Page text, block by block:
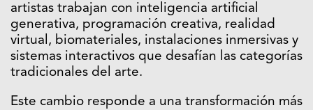
artistas trabajan con inteligencia artificial
generativa, programación creativa, realidad
virtual, biomateriales, instalaciones inmersivas y
sistemas interactivos que desafían las categorías
tradicionales del arte.
Este cambio responde a una transformación más